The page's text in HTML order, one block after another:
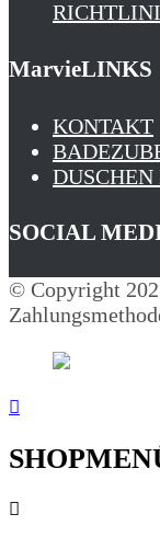
MarvieLINKS
KONTAKT
SOCIAL
© Copyright